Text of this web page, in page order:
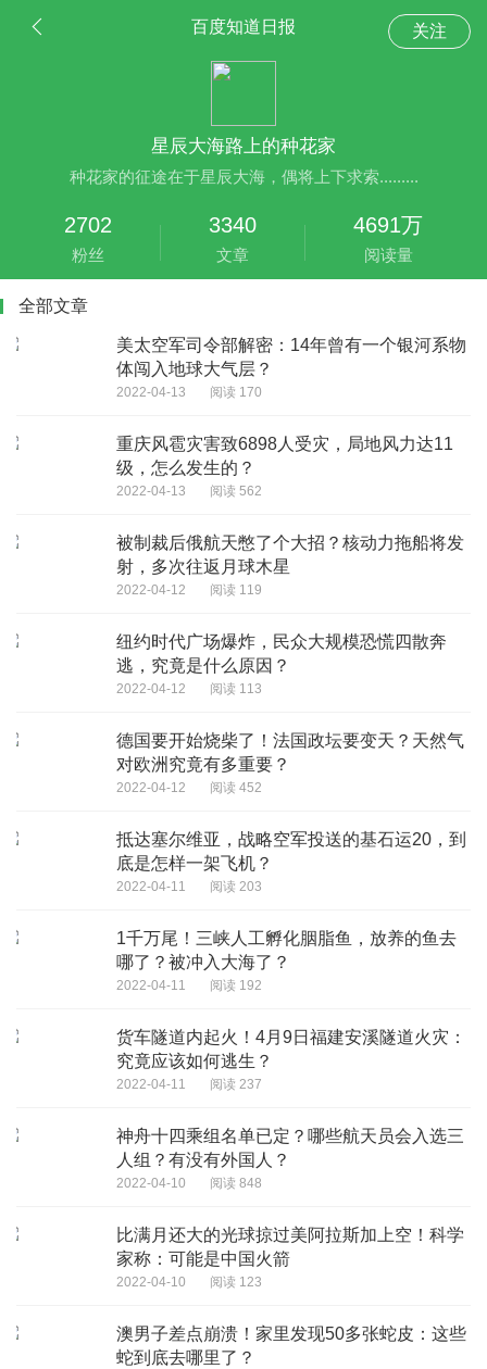
百度知道日报 关注
星辰大海路上的种花家
种花家的征途在于星辰大海，偶将上下求索.........
2702
粉丝
3340
文章
4691万
阅读量
全部文章
美太空军司令部解密：14年曾有一个银河系物
体闯入地球大气层？
2022-04-13 阅读 170
重庆风雹灾害致6898人受灾，局地风力达11
级，怎么发生的？
2022-04-13 阅读 562
被制裁后俄航天憋了个大招？核动力拖船将发
射，多次往返月球木星
2022-04-12 阅读 119
纽约时代广场爆炸，民众大规模恐慌四散奔
逃，究竟是什么原因？
2022-04-12 阅读 113
德国要开始烧柴了！法国政坛要变天？天然气
对欧洲究竟有多重要？
2022-04-12 阅读 452
抵达塞尔维亚，战略空军投送的基石运20，到
底是怎样一架飞机？
2022-04-11 阅读 203
1千万尾！三峡人工孵化胭脂鱼，放养的鱼去
哪了？被冲入大海了？
2022-04-11 阅读 192
货车隧道内起火！4月9日福建安溪隧道火灾：
究竟应该如何逃生？
2022-04-11 阅读 237
神舟十四乘组名单已定？哪些航天员会入选三
人组？有没有外国人？
2022-04-10 阅读 848
比满月还大的光球掠过美阿拉斯加上空！科学
家称：可能是中国火箭
2022-04-10 阅读 123
澳男子差点崩溃！家里发现50多张蛇皮：这些
蛇到底去哪里了？